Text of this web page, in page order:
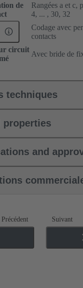
de
Rangées a et c,
4, ... , 30, 32
Codage avec
contacts
circuit
Avec bride de
techniques
properties
and
Précédent Suivant